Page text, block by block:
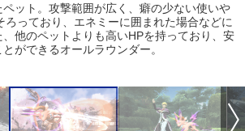
ット。攻撃範囲が広く、癖の少ない使いや
ろっており、エネミーに囲まれた場合などに
他のペットよりも高いHPを持っており、安
ができるオールラウンダー。